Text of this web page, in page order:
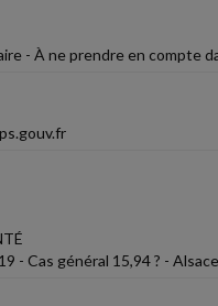
- À ne prendre en compte
- Cas général 15,94 ? -